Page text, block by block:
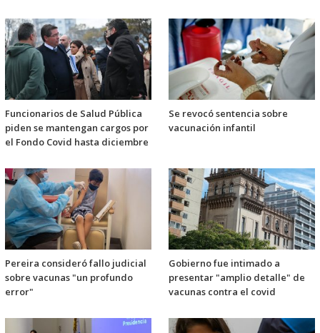
Funcionarios de Salud Pública
piden se mantengan cargos por
el Fondo Covid hasta diciembre
Se revocó sentencia sobre
vacunación infantil
Pereira consideró fallo judicial
sobre vacunas "un profundo
error"
Gobierno fue intimado a
presentar "amplio detalle" de
vacunas contra el covid